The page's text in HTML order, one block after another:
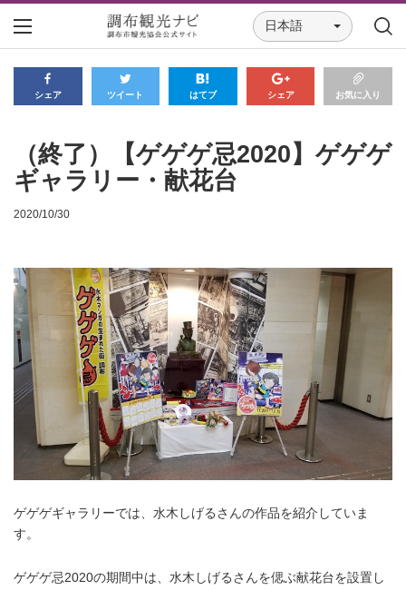
日本語
シェア ツイート はてブ シェア お気に入り
（終了）【ゲゲゲ忌2020】ゲゲゲ
ギャラリー・献花台
2020/10/30
ゲゲゲギャラリーでは、水木しげるさんの作品を紹介していま
す。
ゲゲゲ忌2020の期間中は、水木しげるさんを偲ぶ献花台を設置し